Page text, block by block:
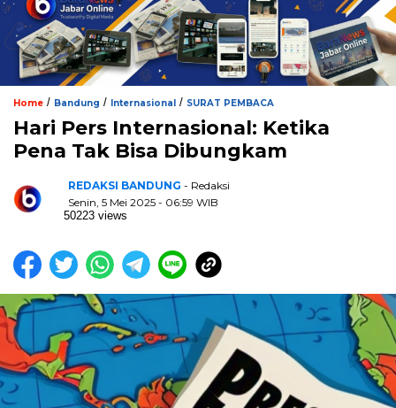
Home / Bandung / Internasional / SURAT PEMBACA
Hari Pers Internasional: Ketika
Pena Tak Bisa Dibungkam
REDAKSI BANDUNG - Redaksi
Senin, 5 Mei 2025 - 06:59 WIB
50223 views